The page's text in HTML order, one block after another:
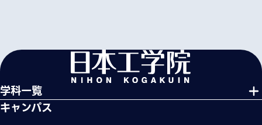
学科一覧
キャンパス